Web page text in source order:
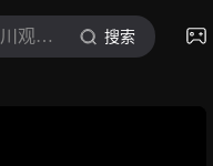
川观新闻 搜索